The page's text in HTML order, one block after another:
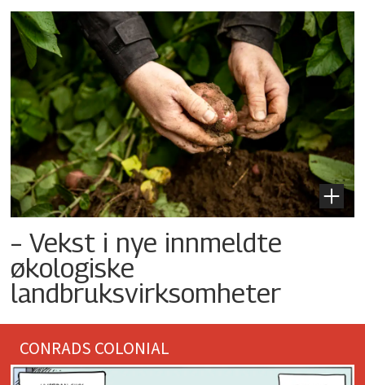
– Vekst i nye innmeldte
økologiske
landbruksvirksomheter
CONRADS COLONIAL